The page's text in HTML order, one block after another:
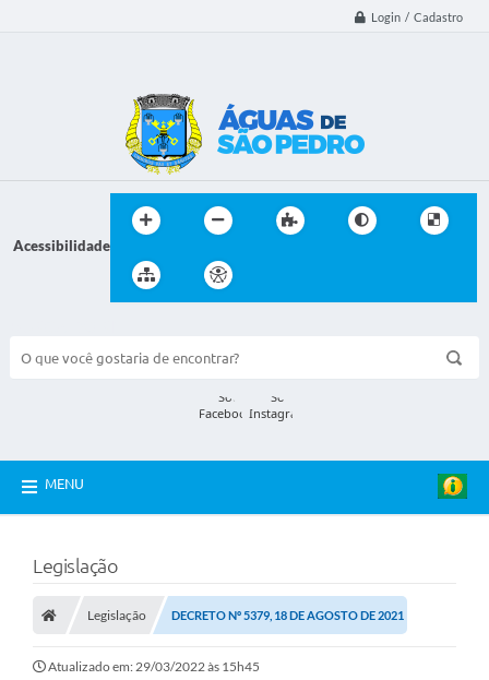
Login / Cadastro
Acessibilidade
MENU
Legislação
Legislação DECRETO Nº 5379, 18 DE AGOSTO DE 2021
Atualizado em: 29/03/2022 às 15h45